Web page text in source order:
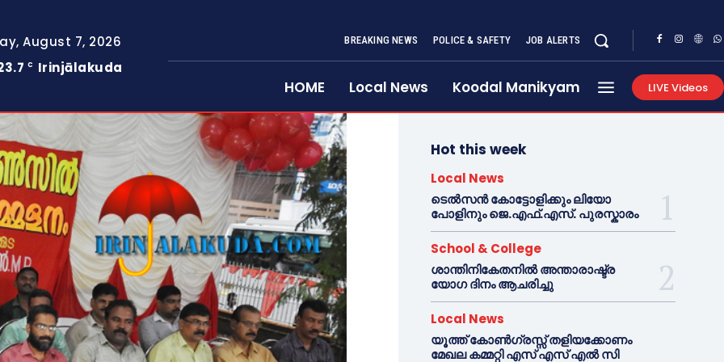
August 7, 2026
C Irinjālakuda
BREAKING NEWS POLICE & SAFETY JOB ALERTS
HOME Local News Koodal Manikyam LIVE Videos
Hot this week
Local News
ടെൽസൻ കോട്ടോളിക്കും ലിയോ
പോളിനും ജെ.എഫ്.എസ്. പുരസ്കാരം
School & College
ശാന്തിനികേതനിൽ അന്താരാഷ്ട്ര
യോഗ ദിനം ആചരിച്ചു
Local News
യൂത്ത് കോൺഗ്രസ്സ് തളിയക്കോണം
മേഖല കമ്മറ്റി എസ് എസ് എൽ സി